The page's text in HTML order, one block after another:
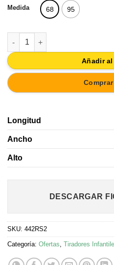
Medida 68 95
POMO TIRADOR NUBE
Añadir
Longitud
Ancho
Alto
DESCARGAR
SKU: 442RS2
Categoría: Ofertas Tiradores